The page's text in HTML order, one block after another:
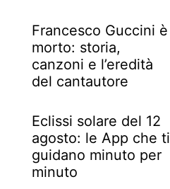
Francesco Guccini è
morto: storia,
canzoni e l’eredità
del cantautore
Eclissi solare del 12
agosto: le App che ti
guidano minuto per
minuto